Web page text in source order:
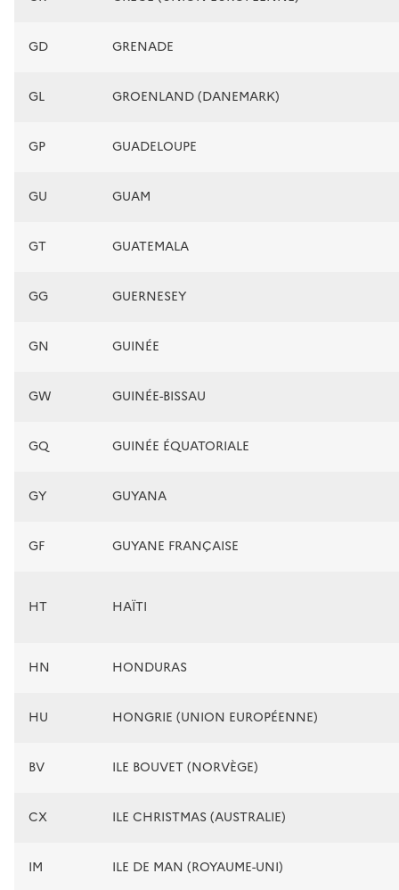
GD GRENADE
GL GROENLAND (DANEMARK)
GP GUADELOUPE
GU GUAM
GT GUATEMALA
GG GUERNESEY
GN GUINÉE
GW GUINÉE-BISSAU
GQ GUINÉE ÉQUATORIALE
GY GUYANA
GF GUYANE FRANÇAISE
HT HAÏTI
HN HONDURAS
HU HONGRIE (UNION EUROPÉENNE)
BV ILE BOUVET (NORVÈGE)
CX ILE CHRISTMAS (AUSTRALIE)
IM ILE DE MAN (ROYAUME-UNI)